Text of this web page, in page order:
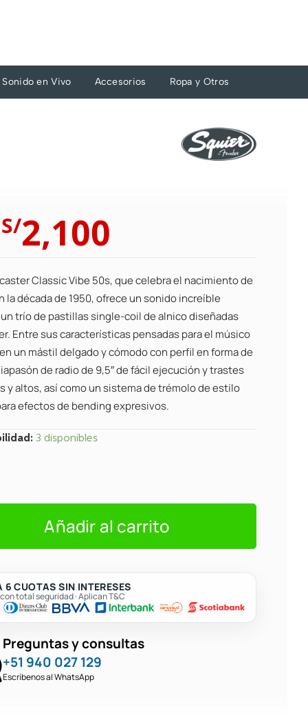
Sonido en Vivo Accesorios Ropa y Otros
El
precio
original
era:
S/2,310.
S/2,100
es:
S/2,100.
Classic Vibe 50s, que celebra el nacimiento de
la década de 1950, ofrece un sonido increíble
un trío de pastillas single-coil de alnico diseñadas
Entre sus características pensadas para el músico
un mástil delgado y cómodo con perfil en forma de
de radio de 9,5″ de fácil ejecución y trastes
y altos, así como un sistema de trémolo de estilo
efectos de bending expresivos.
3 disponibles
Añadir al carrito
6 CUOTAS SIN INTERESES
total seguridad · Aplican T&C
Preguntas y consultas
+51 940 027 129
Escríbenos al WhatsApp